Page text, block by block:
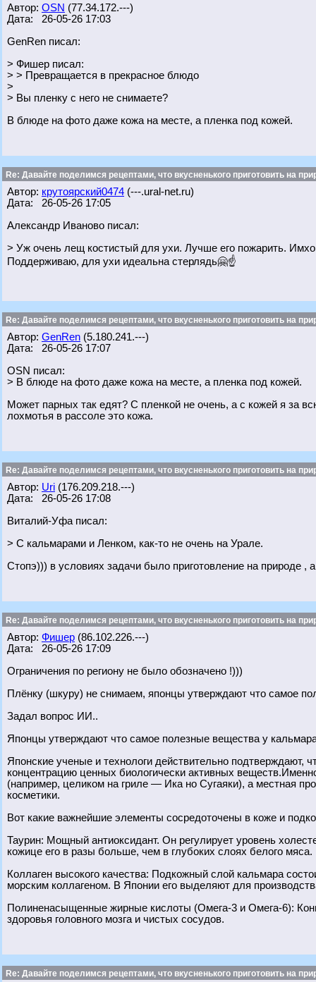
Автор: OSN (77.34.172.---)
Дата: 26-05-26 17:03
GenRen писал:
> Фишер писал:
> > Превращается в прекрасное блюдо
>
> Вы пленку с него не снимаете?
В блюде на фото даже кожа на месте, а пленка под кожей.
Re: Давайте поделимся рецептами, что вкусненького приготовить на
Автор: крутоярский0474 (---.ural-net.ru)
Дата: 26-05-26 17:05
Александр Иваново писал:
> Уж очень лещ костистый для ухи. Лучше его пожарить.
Поддерживаю, для ухи идеальна стерлядь🤗☝️
Re: Давайте поделимся рецептами, что вкусненького приготовить на
Автор: GenRen (5.180.241.---)
Дата: 26-05-26 17:07
OSN писал:
> В блюде на фото даже кожа на месте, а пленка под кожей.
Может парных так едят? С пленкой не очень, а с кожей я за
лохмотья в рассоле это кожа.
Re: Давайте поделимся рецептами, что вкусненького приготовить на
Автор: Uri (176.209.218.---)
Дата: 26-05-26 17:08
Виталий-Уфа писал:
> С кальмарами и Ленком, как-то не очень на Урале.
Стопэ))) в условиях задачи было приготовление на природе
Re: Давайте поделимся рецептами, что вкусненького приготовить на
Автор: Фишер (86.102.226.---)
Дата: 26-05-26 17:09
Ограничения по региону не было обозначено !)))
Плёнку (шкуру) не снимаем, японцы утверждают что самое
Задал вопрос ИИ..
Японцы утверждают что самое полезные вещества у
Японские ученые и технологи действительно
концентрацию ценных биологически активных
(например, целиком на гриле — Ика но Сугаяки), а местная
косметики.
Вот какие важнейшие элементы сосредоточены в коже и
Таурин: Мощный антиоксидант. Он регулирует уровень
кожице его в разы больше, чем в глубоких слоях белого мяса.
Коллаген высокого качества: Подкожный слой кальмара
морским коллагеном. В Японии его выделяют для
Полиненасыщенные жирные кислоты (Омега-3 и Омега-6):
здоровья головного мозга и чистых сосудов.
Re: Давайте поделимся рецептами, что вкусненького приготовить на